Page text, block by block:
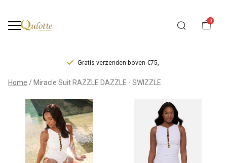
0
Gratis verzenden boven €75,-
Miracle
Suit
RAZZLE
DAZZLE
Home Miracle Suit RAZZLE DAZZLE - SWIZZLE